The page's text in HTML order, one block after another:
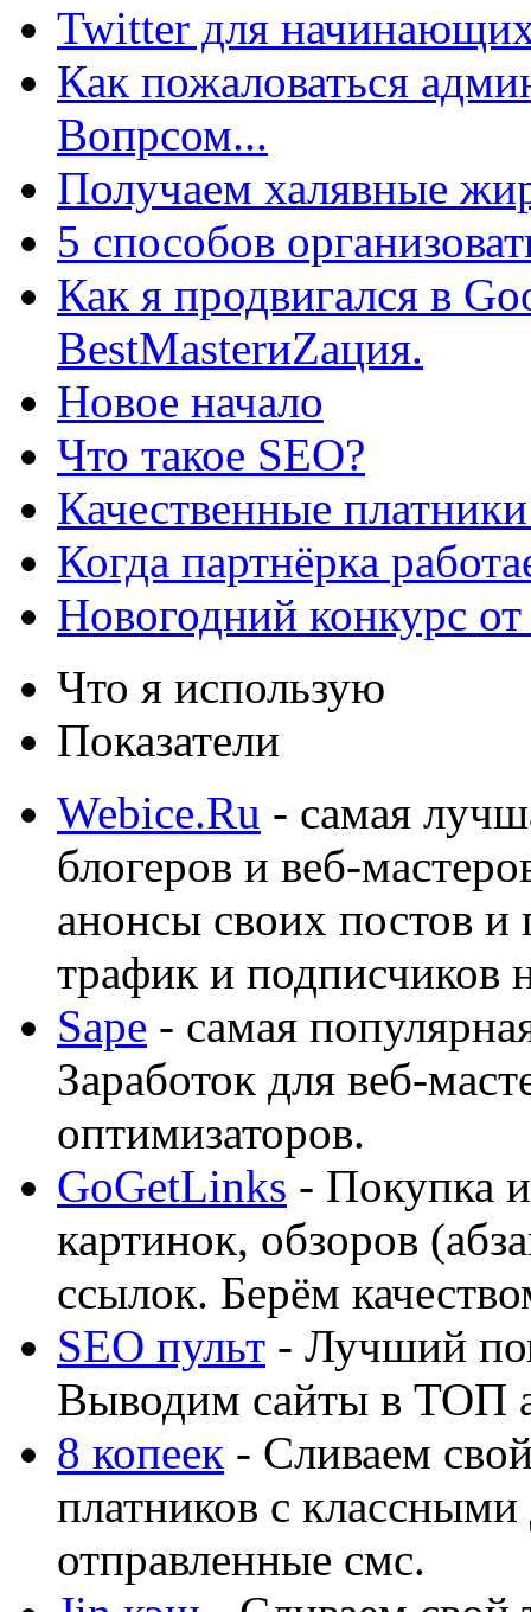
Twitter для
Как пожаловаться
Вопрсом...
Получаем халявные
5 способов
Как я продвигался в
BestMasterиZация.
Новое начало
Что такое SEO?
Качественные
Когда партнёрка
Новогодний конкурс
Что я использую
Показатели
Webice.Ru - самая
блогеров и веб-
анонсы своих постов
трафик и подписчиков
Sape - самая
Заработок для веб-
оптимизаторов.
GoGetLinks - Покупка
картинок, обзоров
ссылок. Берём
SEO пульт - Лучший
Выводим сайты в ТОП
8 копеек - Сливаем
платников с
отправленные смс.